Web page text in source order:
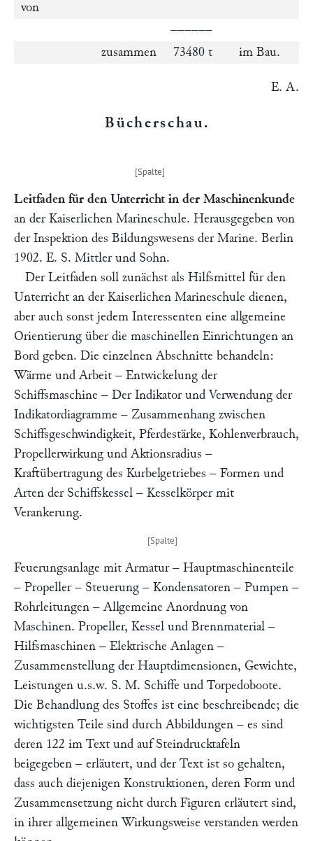
von
––––––
zusammen
73480 t im Bau.
E. A.
Bücherschau.
Leitfaden für den Unterricht in der Maschinenkunde
an der Kaiserlichen Marineschule. Herausgegeben von
der Inspektion des Bildungswesens der Marine. Berlin
1902. E. S. Mittler und Sohn.
Der Leitfaden soll zunächst als Hilfsmittel für den
Unterricht an der Kaiserlichen Marineschule dienen,
aber auch sonst jedem Interessenten eine allgemeine
Orientierung über die maschinellen Einrichtungen an
Bord geben. Die einzelnen Abschnitte behandeln:
Wärme und Arbeit – Entwickelung der
Schiffsmaschine – Der Indikator und Verwendung der
Indikatordiagramme – Zusammenhang zwischen
Schiffsgeschwindigkeit, Pferdestärke, Kohlenverbrauch,
Propellerwirkung und Aktionsradius –
Kraftübertragung des Kurbelgetriebes – Formen und
Arten der Schiffskessel – Kesselkörper mit
Verankerung.
Feuerungsanlage mit Armatur – Hauptmaschinenteile
– Propeller – Steuerung – Kondensatoren – Pumpen –
Rohrleitungen – Allgemeine Anordnung von
Maschinen. Propeller, Kessel und Brennmaterial –
Hilfsmaschinen – Elektrische Anlagen –
Zusammenstellung der Hauptdimensionen, Gewichte,
Leistungen u.s.w. S. M. Schiffe und Torpedoboote.
Die Behandlung des Stoffes ist eine beschreibende; die
wichtigsten Teile sind durch Abbildungen – es sind
deren 122 im Text und auf Steindrucktafeln
beigegeben – erläutert, und der Text ist so gehalten,
dass auch diejenigen Konstruktionen, deren Form und
Zusammensetzung nicht durch Figuren erläutert sind,
in ihrer allgemeinen Wirkungsweise verstanden werden